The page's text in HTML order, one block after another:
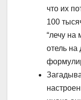
что их
100
“лечу на
отель на